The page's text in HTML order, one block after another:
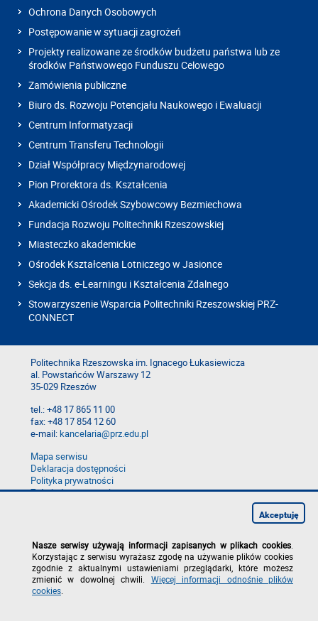
Ochrona Danych Osobowych
Postępowanie w sytuacji zagrożeń
Projekty realizowane ze środków budżetu państwa lub ze
środków Państwowego Funduszu Celowego
Zamówienia publiczne
Biuro ds. Rozwoju Potencjału Naukowego i Ewaluacji
Centrum Informatyzacji
Centrum Transferu Technologii
Dział Współpracy Międzynarodowej
Pion Prorektora ds. Kształcenia
Akademicki Ośrodek Szybowcowy Bezmiechowa
Fundacja Rozwoju Politechniki Rzeszowskiej
Miasteczko akademickie
Ośrodek Kształcenia Lotniczego w Jasionce
Sekcja ds. e-Learningu i Kształcenia Zdalnego
Stowarzyszenie Wsparcia Politechniki Rzeszowskiej PRZ-
CONNECT
Politechnika Rzeszowska im. Ignacego Łukasiewicza
al. Powstańców Warszawy 12
35-029 Rzeszów
tel.: +48 17 865 11 00
fax: +48 17 854 12 60
e-mail:kancelaria@prz.edu.pl
Mapa serwisu
Deklaracja dostępności
Polityka prywatności
Zgłoś błąd na stronie
Nasze serwisy używają informacji zapisanych w plikach cookies
Korzystając z serwisu wyrażasz zgodę na używanie plików cookies
zgodnie z aktualnymi ustawieniami przeglądarki, które możesz
zmienić w dowolnej chwili. Więcej informacji odnośnie plików
cookies
Akceptuję